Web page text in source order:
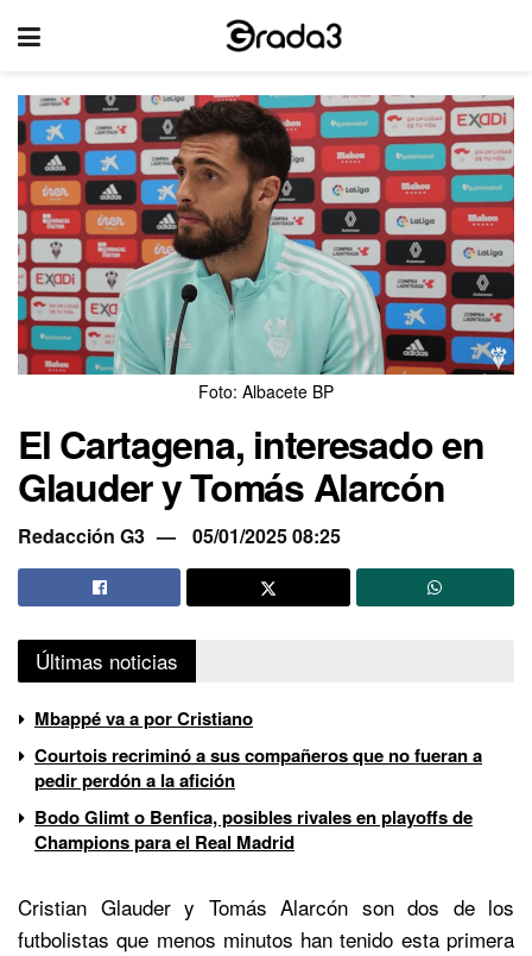
Foto: Albacete BP
El Cartagena, interesado en
Glauder y Tomás Alarcón
Redacción G3 05/01/2025 08:25
Últimas noticias
Mbappé va a por Cristiano
Courtois recriminó a sus compañeros que no fueran a
pedir perdón a la afición
Bodo Glimt o Benfica, posibles rivales en playoffs de
Champions para el Real Madrid
Cristian Glauder y Tomás Alarcón son dos de los
futbolistas que menos minutos han tenido esta primera